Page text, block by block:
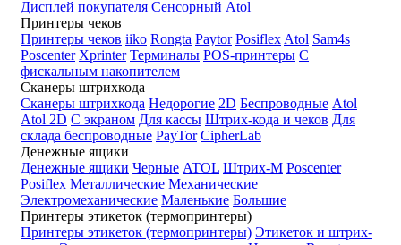
Дисплей покупателя Сенсорный Atol
Принтеры чеков
Принтеры чеков iiko Rongta Paytor Posiflex Atol Sam4s
Poscenter Xprinter Терминалы POS-принтеры С
фискальным накопителем
Сканеры штрихкода
Сканеры штрихкода Недорогие 2D Беспроводные Atol
Atol 2D С экраном Для кассы Штрих-кода и чеков Для
склада беспроводные PayTor CipherLab
Денежные ящики
Денежные ящики Черные ATOL Штрих-М Poscenter
Posiflex Металлические Механические
Электромеханические Маленькие Большие
Принтеры этикеток (термопринтеры)
Принтеры этикеток (термопринтеры) Этикеток и штрих-